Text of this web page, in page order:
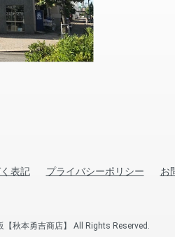
表記 プライバシーポリシー お
秋本勇吉商店】 All Rights Reserved.